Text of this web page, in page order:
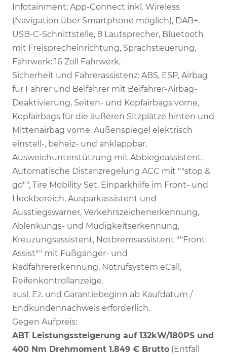
Infotainment: App-Connect inkl. Wireless
(Navigation über Smartphone möglich), DAB+,
USB-C-Schnittstelle, 8 Lautsprecher, Bluetooth
mit Freisprecheinrichtung, Sprachsteuerung,
Fahrwerk: 16 Zoll Fahrwerk,
Sicherheit und Fahrerassistenz: ABS, ESP, Airbag
für Fahrer und Beifahrer mit Beifahrer-Airbag-
Deaktivierung, Seiten- und Kopfairbags vorne,
Kopfairbags für die äußeren Sitzplätze hinten und
Mittenairbag vorne, Außenspiegel elektrisch
einstell-, beheiz- und anklappbar,
Ausweichunterstützung mit Abbiegeassistent,
Automatische Distanzregelung ACC mit ""stop &
go"", Tire Mobility Set, Einparkhilfe im Front- und
Heckbereich, Ausparkassistent und
Ausstiegswarner, Verkehrszeichenerkennung,
Ablenkungs- und Müdigkeitserkennung,
Kreuzungsassistent, Notbremsassistent ""Front
Assist"" mit Fußgänger- und
Radfahrererkennung, Notrufsystem eCall,
Reifenkontrollanzeige.
ausl. Ez. und Garantiebeginn ab Kaufdatum /
Endkundennachweis erforderlich.
Gegen Aufpreis:
ABT Leistungssteigerung auf 132kW/180PS und
400 Nm Drehmoment 1.849 € Brutto (Entfall